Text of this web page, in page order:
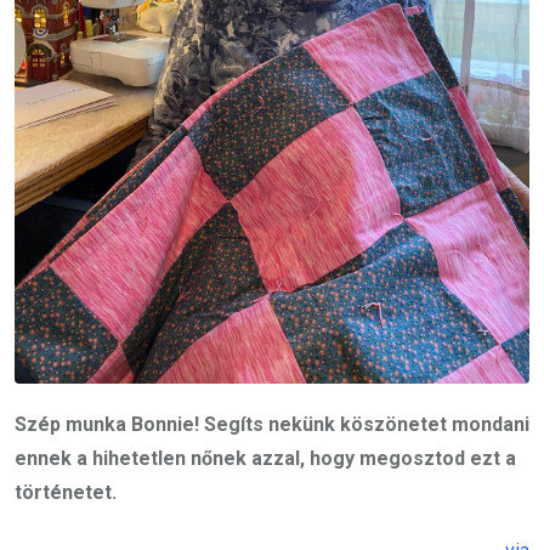
Szép munka Bonnie! Segíts nekünk köszönetet mondani
ennek a hihetetlen nőnek azzal, hogy megosztod ezt a
történetet.